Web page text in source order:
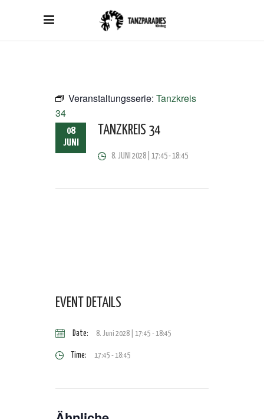
Veranstaltungsserie: Tanzkreis
34
08
JUNI
TANZKREIS 34
8. JUNI 2028 | 17:45-18:45
EVENT DETAILS
Date: 8. Juni 2028 | 17:45 -18:45
Time: 17:45 - 18:45